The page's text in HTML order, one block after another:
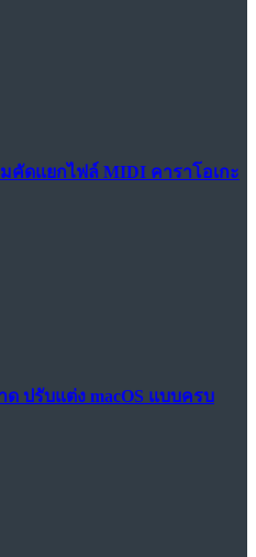
มคัดแยกไฟล์ MIDI คาราโอเกะ
ปรับแต่ง macOS แบบครบ